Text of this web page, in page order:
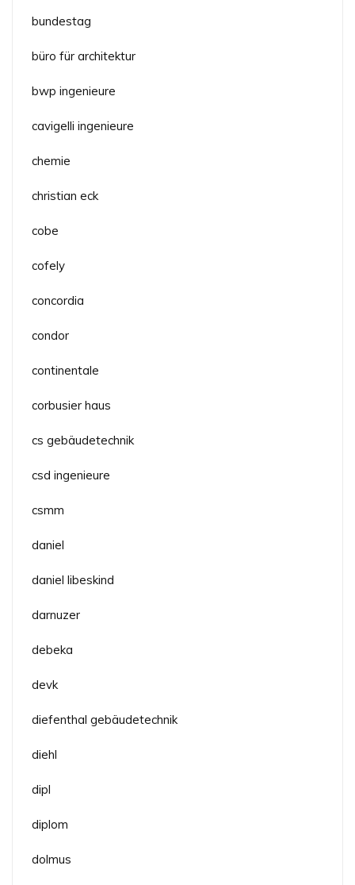
bundestag
büro für architektur
bwp ingenieure
cavigelli ingenieure
chemie
christian eck
cobe
cofely
concordia
condor
continentale
corbusier haus
cs gebäudetechnik
csd ingenieure
csmm
daniel
daniel libeskind
darnuzer
debeka
devk
diefenthal gebäudetechnik
diehl
dipl
diplom
dolmus